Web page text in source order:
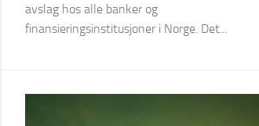
avslag hos alle banker og
finansieringsinstitusjoner i Norge. Det...